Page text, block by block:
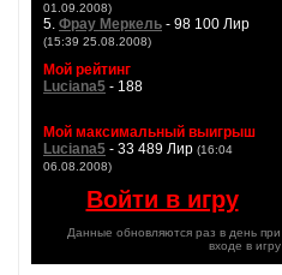
01.09.2008)
5. Фрау Меркель - 98 100 Лир
(15:39 25.08.2008)
Мой рейтинг
Luciana5 - 188
Мой максимальный выигрыш
Luciana5 - 33 489 Лир (16:04
06.08.2008)
Войти в игру
Данные обновляются раз в день при
входе в игру